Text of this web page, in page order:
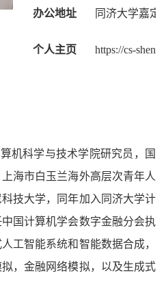
办公地址 同济大学嘉定
个人主页 https://cs-
机科学与技术学院研究员，国
海市白玉兰海外高层次青年人
技大学，同年加入同济大学计
国计算机学会数字金融分会执
工智能系统和智能数据合成，
，金融网络模拟，以及生成式